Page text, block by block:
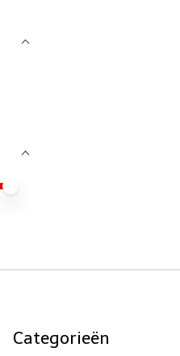
Categorieën